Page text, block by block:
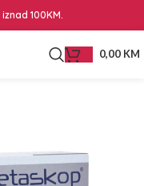
100KM.
0,00 KM